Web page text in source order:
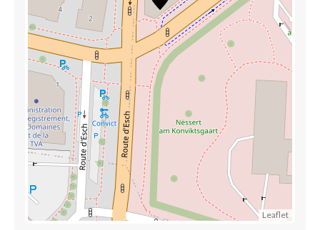
Leaflet